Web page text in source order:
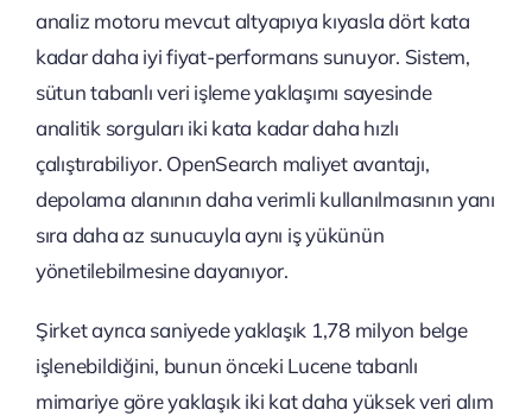
analiz motoru mevcut altyapıya kıyasla dört kata
kadar daha iyi fiyat-performans sunuyor. Sistem,
sütun tabanlı veri işleme yaklaşımı sayesinde
analitik sorguları iki kata kadar daha hızlı
çalıştırabiliyor. OpenSearch maliyet avantajı,
depolama alanının daha verimli kullanılmasının yanı
sıra daha az sunucuyla aynı iş yükünün
yönetilebilmesine dayanıyor.
Şirket ayrıca saniyede yaklaşık 1,78 milyon belge
işlenebildiğini, bunun önceki Lucene tabanlı
mimariye göre yaklaşık iki kat daha yüksek veri alım